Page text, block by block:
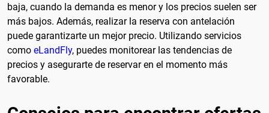
baja, cuando la demanda es menor y los precios suelen ser
más bajos. Además, realizar la reserva con antelación
puede garantizarte un mejor precio. Utilizando servicios
como eLandFly, puedes monitorear las tendencias de
precios y asegurarte de reservar en el momento más
favorable.